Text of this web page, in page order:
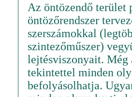
Az öntözendő terület
öntözőrendszer
szerszámokkal
szintezőműszer)
lejtésviszonyait. Még
tekintettel minden
befolyásolhatja.